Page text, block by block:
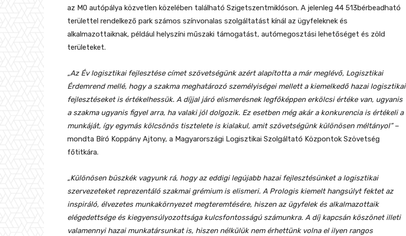
az M0 autópálya közvetlen közelében található Szigetszentmiklóson. A jelenleg 44 513bérbeadható
területtel rendelkező park számos színvonalas szolgáltatást kínál az ügyfeleknek és
alkalmazottaiknak, például helyszíni műszaki támogatást, autómegosztási lehetőséget és zöld
területeket.
„Az Év logisztikai fejlesztése címet szövetségünk azért alapította a már meglévő, Logisztikai
Érdemrend mellé, hogy a szakma meghatározó személyiségei mellett a kiemelkedő hazai logisztikai
fejlesztéseket is értékelhessük. A díjjal járó elismerésnek legfőképpen erkölcsi értéke van, ugyanis
a szakma ugyanis figyel arra, ha valaki jól dolgozik. Ez esetben még akár a konkurencia is értékeli a
munkáját, így egymás kölcsönös tisztelete is kialakul, amit szövetségünk különösen méltányol”–
mondta Bíró Koppány Ajtony, a Magyarországi Logisztikai Szolgáltató Központok Szövetség
főtitkára.
„Különösen büszkék vagyunk rá, hogy az eddigi legújabb hazai fejlesztésünket a logisztikai
szervezeteket reprezentáló szakmai grémium is elismeri. A Prologis kiemelt hangsúlyt fektet az
inspiráló, élvezetes munkakörnyezet megteremtésére, hiszen az ügyfelek és alkalmazottaik
elégedettsége és kiegyensúlyozottsága kulcsfontosságú számunkra. A díj kapcsán köszönet illeti
valamennyi hazai munkatársunkat is, hiszen nélkülük nem érhettünk volna el ilyen rangos